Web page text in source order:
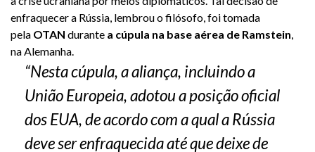
enfraquecer a Rússia, lembrou o filósofo, foi tomada
pela OTAN durante a cúpula na base aérea de Ramstein,
na Alemanha.
“Nesta cúpula, a aliança, incluindo a
União Europeia, adotou a posição oficial
dos EUA, de acordo com a qual a Rússia
deve ser enfraquecida até que deixe de